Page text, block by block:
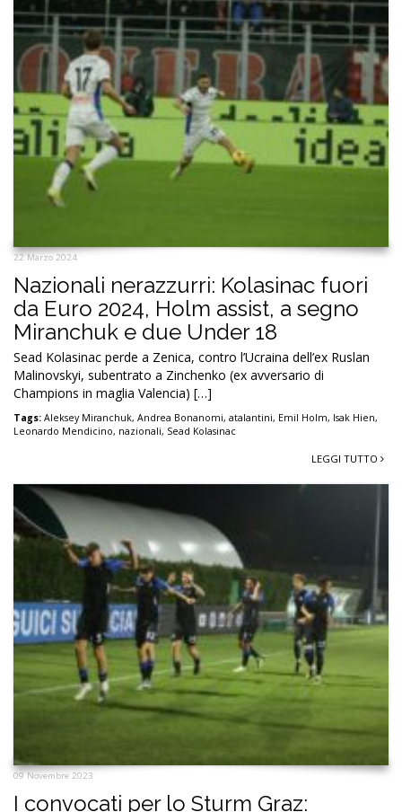
22 Marzo 2024
Nazionali nerazzurri: Kolasinac fuori
da Euro 2024, Holm assist, a segno
Miranchuk e due Under 18
Sead Kolasinac perde a Zenica, contro l’Ucraina dell’ex Ruslan
Malinovskyi, subentrato a Zinchenko (ex avversario di
Champions in maglia Valencia) […]
Tags: Aleksey Miranchuk, Andrea Bonanomi, atalantini, Emil Holm, Isak Hien,
Leonardo Mendicino, nazionali, Sead Kolasinac
LEGGI TUTTO
09 Novembre 2023
I convocati per lo Sturm Graz: